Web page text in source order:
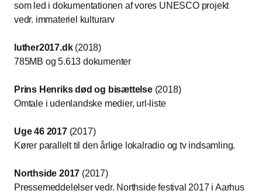
som led i dokumentationen af vores UNESCO projekt
vedr. immateriel kulturarv
luther2017.dk(2018)
785MB og 5.613 dokumenter
Prins Henriks død og bisættelse(2018)
Omtale i udenlandske medier, url-liste
Uge 46 2017(2017)
Kører parallelt til den årlige lokalradio og tv indsamling.
Northside 2017 (2017)
Pressemeddelelser vedr. Northside festival 2017 i Aarhus